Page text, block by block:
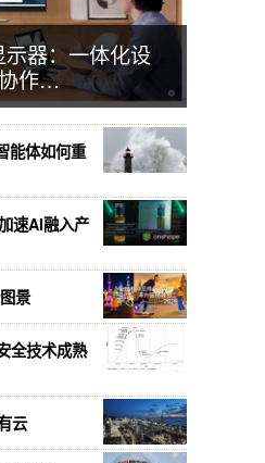
器：一体化设
作…
能体如何重
速AI融入产
景
全技术成熟
云